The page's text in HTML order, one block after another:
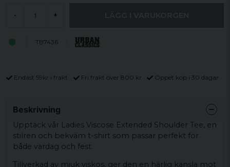
- +
TB7436
Endast 59kr i frakt Fri frakt över 800 kr Öppet köp i 30 dagar
Beskrivning
Upptäck vår Ladies Viscose Extended Shoulder Tee, en
stilren och bekväm t-shirt som passar perfekt för
både vardag och fest.
Tillverkad av mjuk viskos, ger den en härlig känsla mot